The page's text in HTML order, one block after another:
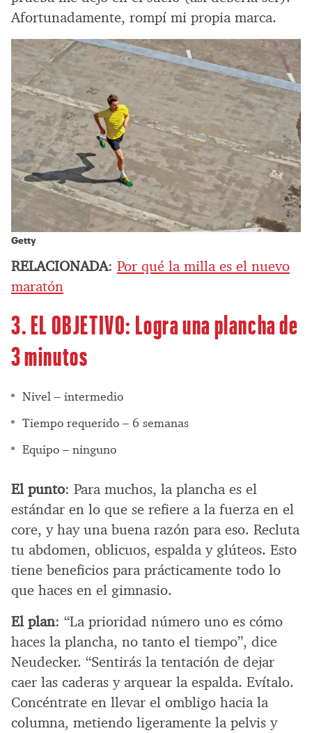
Afortunadamente, rompí mi propia marca.
Getty
RELACIONADA: Por qué la milla es el nuevo
maratón
3. EL OBJETIVO: Logra una plancha de
3 minutos
Nivel – intermedio
Tiempo requerido – 6 semanas
Equipo – ninguno
El punto: Para muchos, la plancha es el
estándar en lo que se refiere a la fuerza en el
core, y hay una buena razón para eso. Recluta
tu abdomen, oblicuos, espalda y glúteos. Esto
tiene beneficios para prácticamente todo lo
que haces en el gimnasio.
El plan: “La prioridad número uno es cómo
haces la plancha, no tanto el tiempo”, dice
Neudecker. “Sentirás la tentación de dejar
caer las caderas y arquear la espalda. Evítalo.
Concéntrate en llevar el ombligo hacia la
columna, metiendo ligeramente la pelvis y